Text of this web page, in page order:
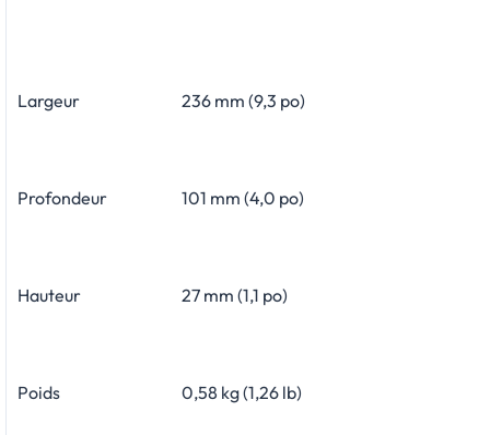
Largeur 236 mm (9,3 po)
Profondeur 101 mm (4,0 po)
Hauteur 27 mm (1,1 po)
Poids 0,58 kg (1,26 lb)